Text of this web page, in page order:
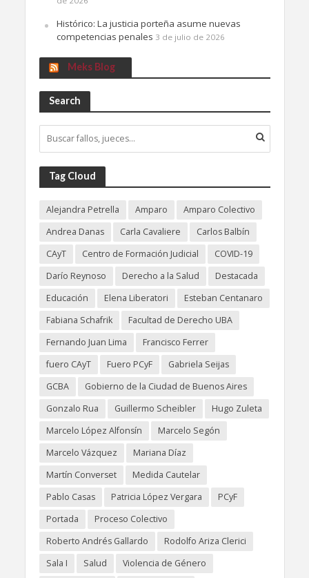
Histórico: La justicia porteña asume nuevas
competencias penales 3 de julio de 2026
Meks Blog
Search
Tag Cloud
Alejandra Petrella Amparo
Amparo Colectivo
Andrea Danas
Carla Cavaliere
Carlos Balbín
CAyT
Centro de Formación Judicial
COVID-19
Darío Reynoso
Derecho a la Salud
Destacada
Educación
Elena Liberatori
Esteban Centanaro
Fabiana Schafrik
Facultad de Derecho UBA
Fernando Juan Lima
Francisco Ferrer
fuero CAyT
Fuero PCyF
Gabriela Seijas
GCBA
Gobierno de la Ciudad de Buenos Aires
Gonzalo Rua
Guillermo Scheibler
Hugo Zuleta
Marcelo López Alfonsín
Marcelo Segón
Marcelo Vázquez
Mariana Díaz
Martín Converset
Medida Cautelar
Pablo Casas
Patricia López Vergara
PCyF
Portada
Proceso Colectivo
Roberto Andrés Gallardo
Rodolfo Ariza Clerici
Sala I
Salud
Violencia de Género